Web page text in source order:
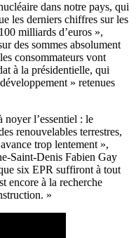
dans notre pays, qui
les derniers chiffres sur les
milliards d’euros »,
des sommes absolument
consommateurs vont
à la présidentielle, qui
» retenues
noyer l’essentiel : le
renouvelables terrestres,
trop lentement »,
Saint-Denis Fabien Gay
six EPR suffiront à tout
encore à la recherche
»